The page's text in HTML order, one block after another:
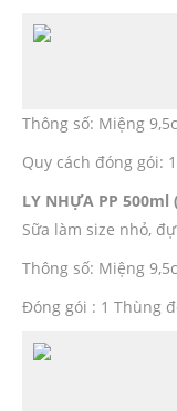
Thông số: Miệng
Quy cách đóng gói:
LY NHỰA PP 500ml
Sữa làm size nhỏ,
Thông số: Miệng
Đóng gói : 1 Thùng